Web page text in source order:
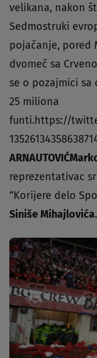
velikana, nakon
Sedmostruki
pojačanje, pored
dvomeč sa
se o pozajmici
25 miliona
funti.https://
ARNAUTOVIĆ
reprezentativac
“Korijere delo
Siniše Mihajlovića